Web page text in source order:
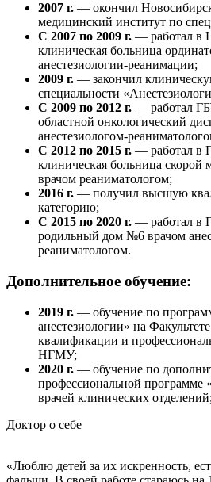
2007 г. — окончил
медицинский институт по
С 2007 по 2009 г. — работал в
клиническая больница
анестезиологии-реанимации;
2009 г. — закончил
специальности
С 2009 по 2012 г. — работал
областной онкологический
анестезиологом-
С 2012 по 2015 г. — работал в
клиническая больница
врачом реаниматологом;
2016 г. — получил высшую
категорию;
С 2015 по 2020 г. — работал в
родильный дом №6 врачом
реаниматологом.
Дополнительное обучение:
2019 г. — обучение по
анестезиологии» на
квалификации и
НГМУ;
2020 г. — обучение по
профессиональной программе
врачей клинических отделений;
Доктор о себе
«Люблю детей за их искренность,